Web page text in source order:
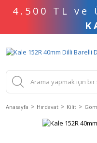
4.500 TL ve
Anasayfa Hırdavat Kilit